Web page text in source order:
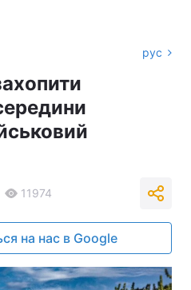
рус
11974
на нас в Google